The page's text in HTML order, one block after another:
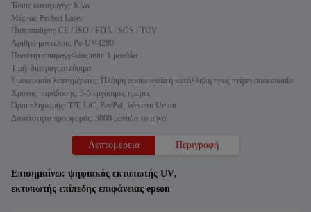
Τόπος καταγωγής: Κίνα
Μάρκα: Perfect Laser
Πιστοποίηση: CE / ISO / FDA / SGS / TUV
Αριθμό μοντέλου: Pe-UV4280
Ποσότητα παραγγελίας min: 1 μονάδα
Τιμή: διαπραγματεύσιμα
Συσκευασία λεπτομέρειες: Πλόιμη συσκευασία ή κατάλληλη προς πτήση συσκευασία
Χρόνος παράδοσης: 3-5 εργάσιμες ημέρες
Όροι πληρωμής: T/T, L/C, PayPal, Western Union
Δυνατότητα προσφοράς: 3000 μονάδα το μήνα
Λεπτομέρεια Περιγραφή
Επισημαίνω: ψηφιακός εκτυπωτής UV,
εκτυπωτής επίπεδης επιφάνειας epson